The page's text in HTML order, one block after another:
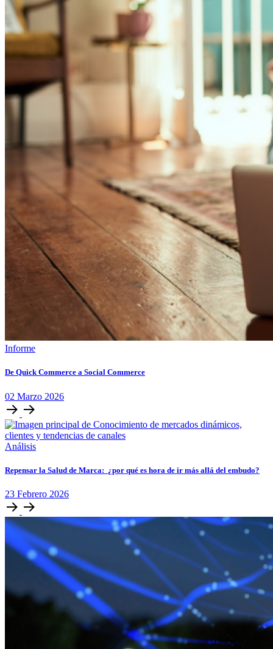
Informe
De Quick Commerce a Social Commerce
02 Marzo 2026
Análisis
Repensar la Salud de Marca: ¿por qué es hora de ir más allá del embudo?
23 Febrero 2026